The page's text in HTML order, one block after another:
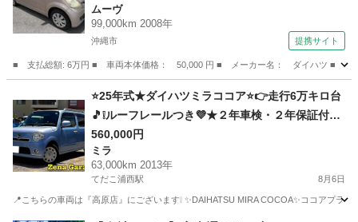
ムーヴ
99,000km 2008年
沖縄市 提携サイト
■ 支払総額: 6万円 ■ 車両本体価格： 50,000 円 ■ メーカー名： ダイハツ ■
ムーヴ
⭐25年式★ダイハツミラココア⭐👉走行6万キロ台
🎵❕ルーフレールつき💜★２年車検・２年保証付
き！下取り可能！
560,000円
ミラ
63,000km 2013年
てだこ浦西駅 8月6日
📍こちらの車両は『高原店』にございます❕ ✨DAIHATSU MIRA COCOA✨ココアプ